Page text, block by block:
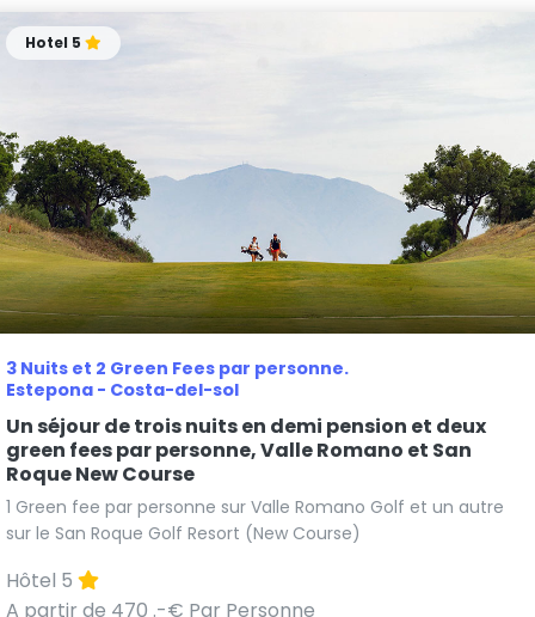
3 Nuits et 2 Green Fees par personne.
Estepona - Costa-del-sol
Hotel 5
Un séjour de trois nuits en demi pension et deux
green fees par personne, Valle Romano et San
Roque New Course
1 Green fee par personne sur Valle Romano Golf et un autre
sur le San Roque Golf Resort (New Course)
Hôtel 5
A partir de 470 .-€ Par Personne